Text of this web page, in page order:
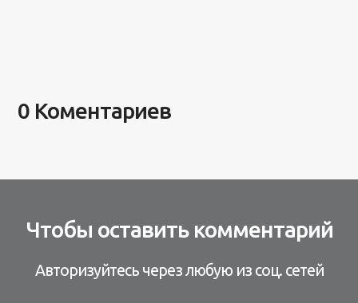
0 Коментариев
Чтобы оставить комментарий
Авторизуйтесь через любую из соц. сетей